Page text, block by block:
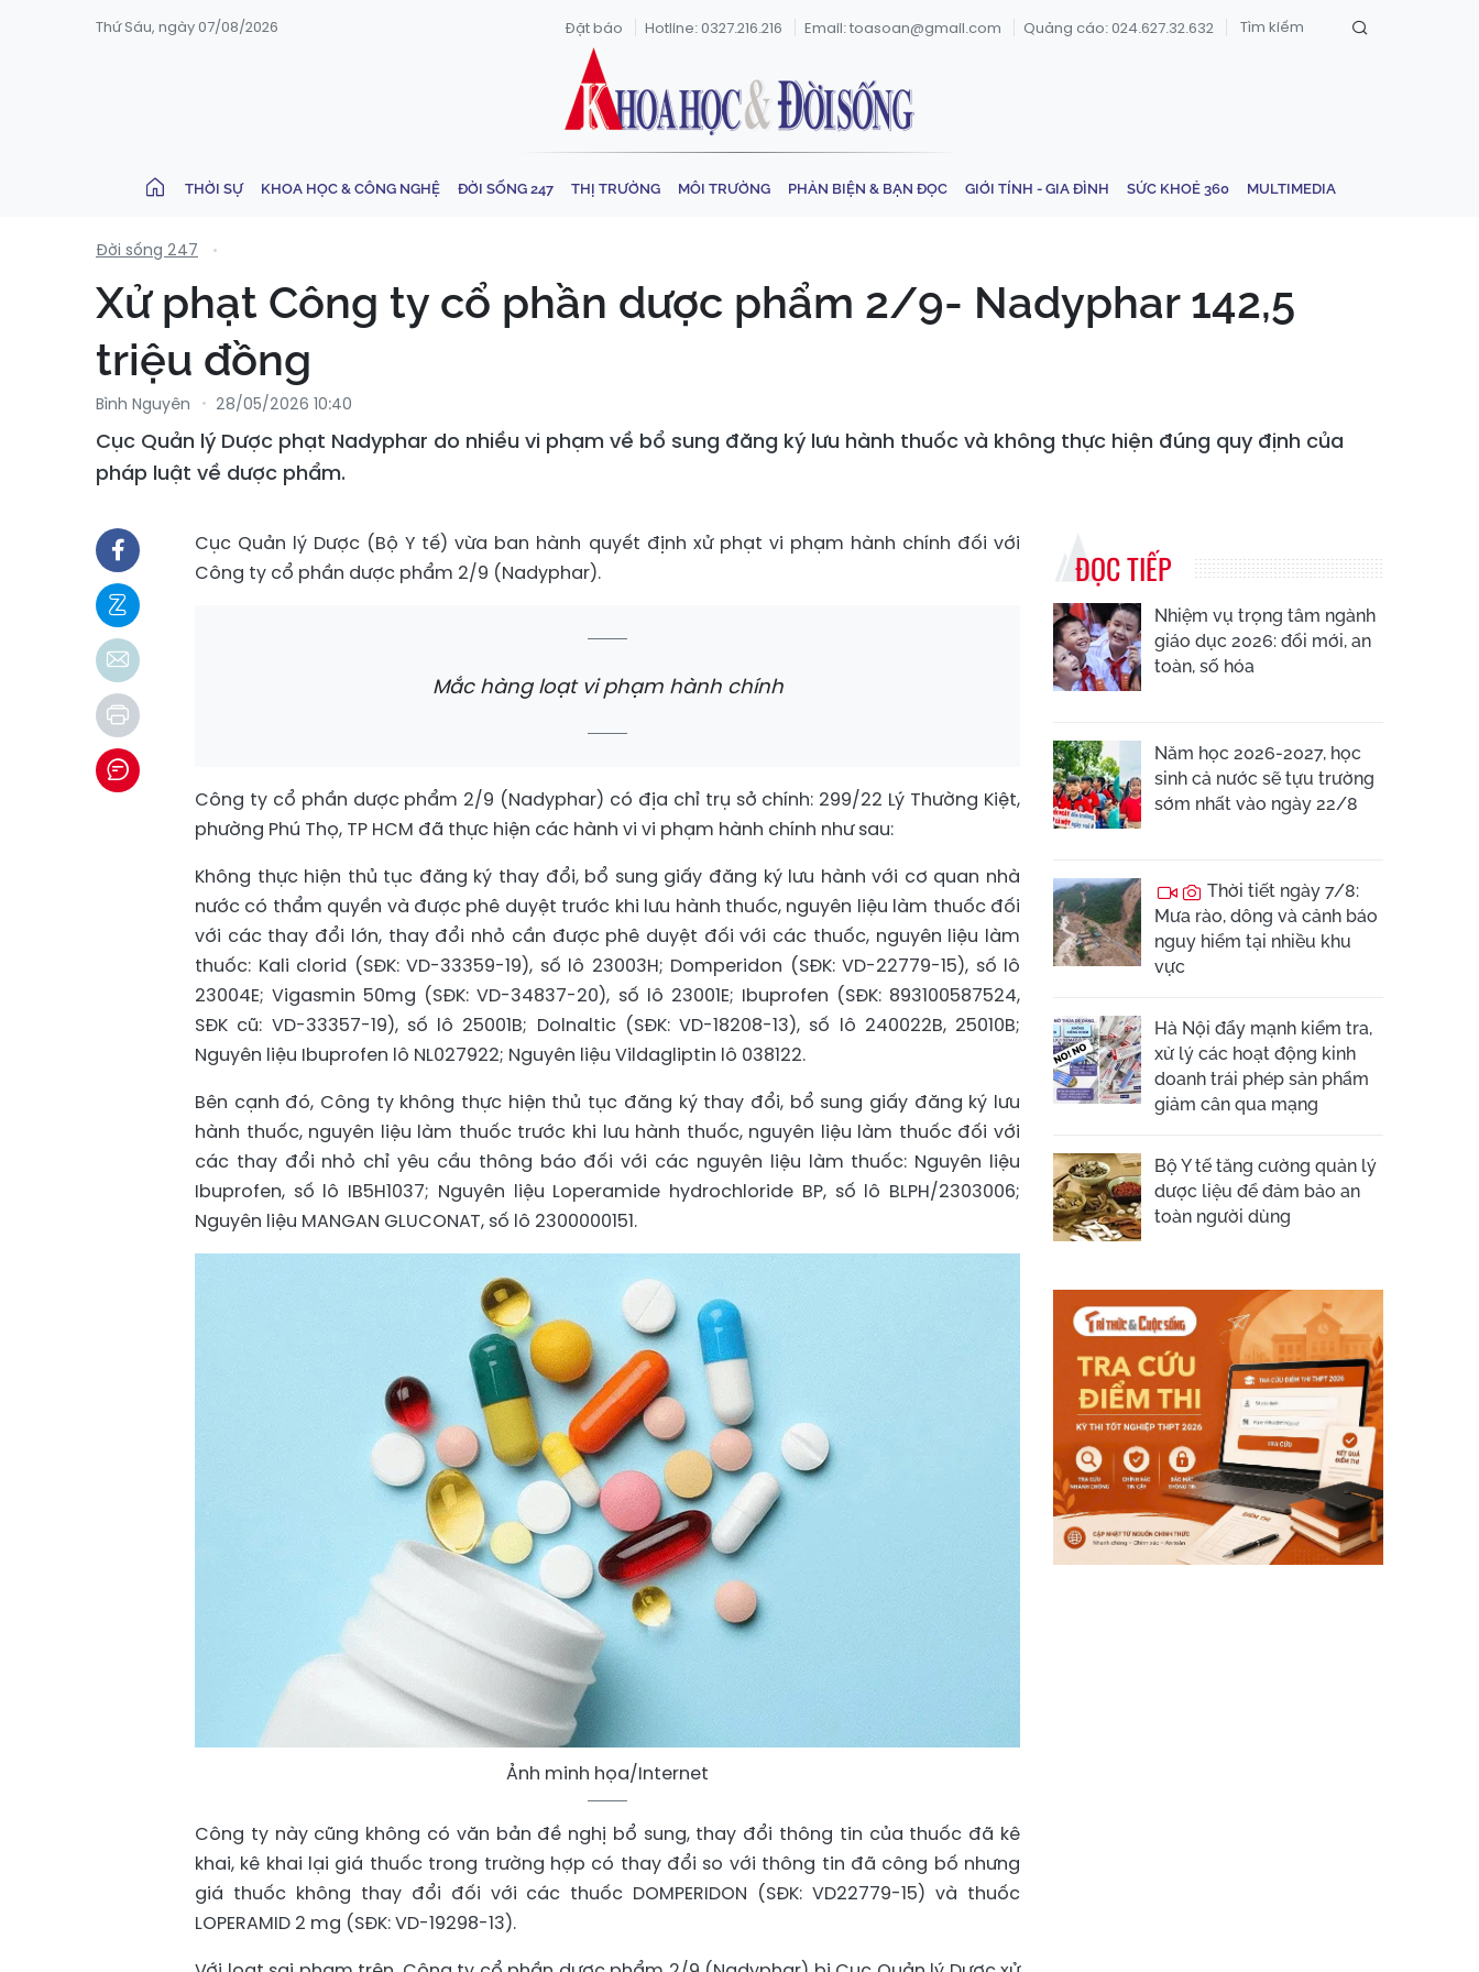
Thứ Sáu, ngày 07/08/2026 Đặt báo Hotline: 0327.216.216 Email: toasoan@gmail.com Quảng cáo: 024.627.32.632
THỜI SỰ KHOA HỌC & CÔNG NGHỆ ĐỜI SỐNG 247 THỊ TRƯỜNG MÔI TRƯỜNG PHẢN BIỆN & BẠN ĐỌC GIỚI TÍNH - GIA ĐÌNH SỨC KHOẺ 360 MULTIMEDIA
Đời sống 247
Xử phạt Công ty cổ phần dược phẩm 2/9- Nadyphar 142,5
triệu đồng
Bình Nguyên 28/05/2026 10:40
Cục Quản lý Dược phạt Nadyphar do nhiều vi phạm về bổ sung đăng ký lưu hành thuốc và không thực hiện đúng quy định của
pháp luật về dược phẩm.
Cục Quản lý Dược (Bộ Y tế) vừa ban hành quyết định xử phạt vi phạm hành chính đối với
Công ty cổ phần dược phẩm 2/9 (Nadyphar).
Mắc hàng loạt vi phạm hành chính
Công ty cổ phần dược phẩm 2/9 (Nadyphar) có địa chỉ trụ sở chính: 299/22 Lý Thường Kiệt,
phường Phú Thọ, TP HCM đã thực hiện các hành vi vi phạm hành chính như sau:
Không thực hiện thủ tục đăng ký thay đổi, bổ sung giấy đăng ký lưu hành với cơ quan nhà
nước có thẩm quyền và được phê duyệt trước khi lưu hành thuốc, nguyên liệu làm thuốc đối
với các thay đổi lớn, thay đổi nhỏ cần được phê duyệt đối với các thuốc, nguyên liệu làm
thuốc: Kali clorid (SĐK: VD-33359-19), số lô 23003H; Domperidon (SĐK: VD-22779-15), số lô
23004E; Vigasmin 50mg (SĐK: VD-34837-20), số lô 23001E; Ibuprofen (SĐK: 893100587524,
SĐK cũ: VD-33357-19), số lô 25001B; Dolnaltic (SĐK: VD-18208-13), số lô 240022B, 25010B;
Nguyên liệu Ibuprofen lô NL027922; Nguyên liệu Vildagliptin lô 038122.
Bên cạnh đó, Công ty không thực hiện thủ tục đăng ký thay đổi, bổ sung giấy đăng ký lưu
hành thuốc, nguyên liệu làm thuốc trước khi lưu hành thuốc, nguyên liệu làm thuốc đối với
các thay đổi nhỏ chỉ yêu cầu thông báo đối với các nguyên liệu làm thuốc: Nguyên liệu
Ibuprofen, số lô IB5H1037; Nguyên liệu Loperamide hydrochloride BP, số lô BLPH/2303006;
Nguyên liệu MANGAN GLUCONAT, số lô 2300000151.
Ảnh minh họa/Internet
Công ty này cũng không có văn bản đề nghị bổ sung, thay đổi thông tin của thuốc đã kê
khai, kê khai lại giá thuốc trong trường hợp có thay đổi so với thông tin đã công bố nhưng
giá thuốc không thay đổi đối với các thuốc DOMPERIDON (SĐK: VD22779-15) và thuốc
LOPERAMID 2 mg (SĐK: VD-19298-13).
ĐỌC TIẾP
Nhiệm vụ trọng tâm ngành
giáo dục 2026: đổi mới, an
toàn, số hóa
Năm học 2026-2027, học
sinh cả nước sẽ tựu trường
sớm nhất vào ngày 22/8
Thời tiết ngày 7/8:
Mưa rào, dông và cảnh báo
nguy hiểm tại nhiều khu
vực
Hà Nội đẩy mạnh kiểm tra,
xử lý các hoạt động kinh
doanh trái phép sản phẩm
giảm cân qua mạng
Bộ Y tế tăng cường quản lý
dược liệu để đảm bảo an
toàn người dùng